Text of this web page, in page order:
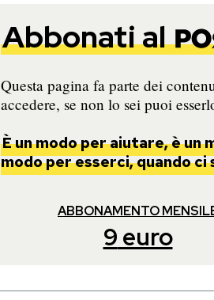
Abbonati al
Questa pagina fa parte dei
accedere, se non lo sei puoi
È un modo per aiutare, è un
modo per esserci, quando ci
ABBONAMENTO
9 euro